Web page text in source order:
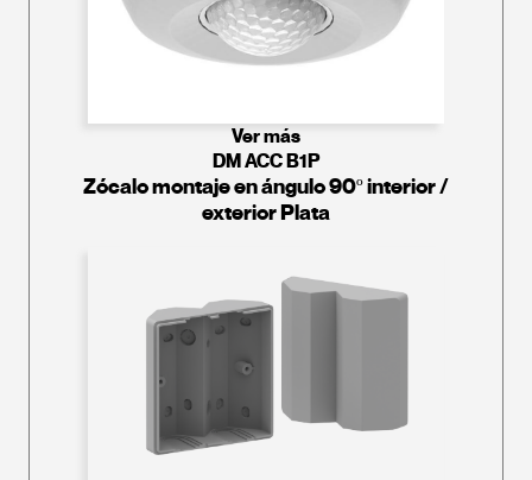
Ver más
DM ACC B1P
Zócalo montaje en ángulo 90º interior /
exterior Plata